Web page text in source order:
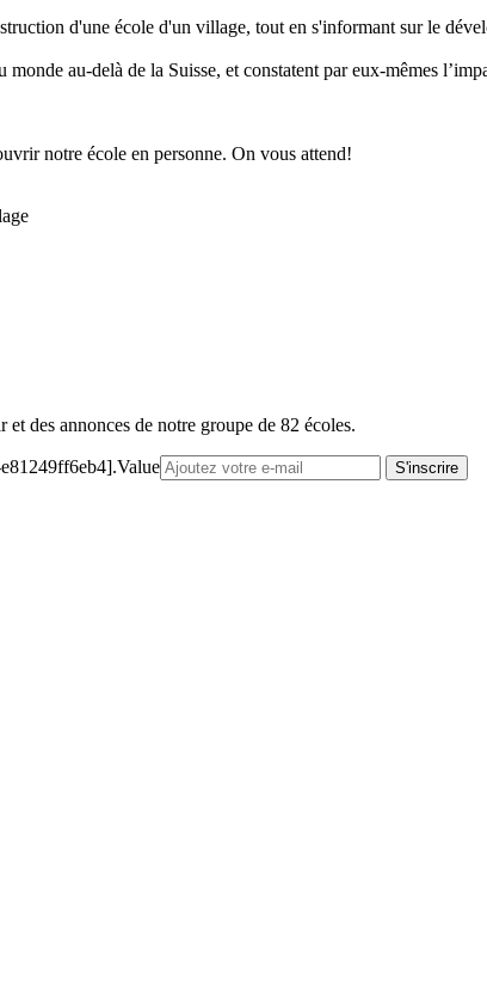
d'une école d'un village, tout en s'informant sur le
au-delà de la Suisse, et constatent par eux-mêmes
notre école en personne. On vous attend!
des annonces de notre groupe de 82 écoles.